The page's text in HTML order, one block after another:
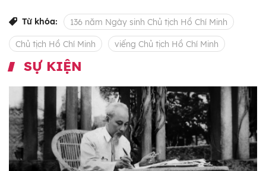
Từ khóa: 136 năm Ngày sinh Chủ tịch Hồ Chí Minh
Chủ tịch Hồ Chí Minh viếng Chủ tịch Hồ Chí Minh
SỰ KIỆN